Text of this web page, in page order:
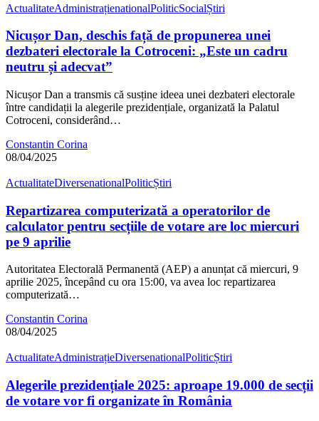
ActualitateAdministrațienationalPoliticSocialȘtiri
Nicușor Dan, deschis față de propunerea unei
dezbateri electorale la Cotroceni: „Este un cadru
neutru și adecvat”
Nicușor Dan a transmis că susține ideea unei dezbateri electorale
între candidații la alegerile prezidențiale, organizată la Palatul
Cotroceni, considerând…
Constantin Corina
08/04/2025
ActualitateDiversenationalPoliticȘtiri
Repartizarea computerizată a operatorilor de
calculator pentru secțiile de votare are loc miercuri
pe 9 aprilie
Autoritatea Electorală Permanentă (AEP) a anunțat că miercuri, 9
aprilie 2025, începând cu ora 15:00, va avea loc repartizarea
computerizată…
Constantin Corina
08/04/2025
ActualitateAdministrațieDiversenationalPoliticȘtiri
Alegerile prezidențiale 2025: aproape 19.000 de secții
de votare vor fi organizate în România